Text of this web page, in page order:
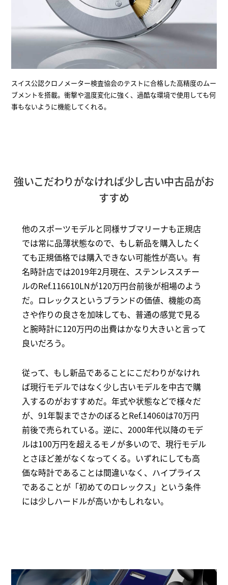
スイス公認クロノメーター検査協会のテストに合格した高精度のムー
ブメントを搭載。衝撃や温度変化に強く、過酷な環境で使用しても何
事もないように機能してくれる。
強いこだわりがなければ少し古い中古品がお
すすめ
他のスポーツモデルと同様サブマリーナも正規店
では常に品薄状態なので、もし新品を購入したく
ても正規価格では購入できない可能性が高い。有
名時計店では2019年2月現在、ステンレススチー
ルのRef.116610LNが120万円台前後が相場のよう
だ。ロレックスというブランドの価値、機能の高
さや作りの良さを加味しても、普通の感覚で見る
と腕時計に120万円の出費はかなり大きいと言って
良いだろう。
従って、もし新品であることにこだわりがなけれ
ば現行モデルではなく少し古いモデルを中古で購
入するのがおすすめだ。年式や状態などで様々だ
が、91年製までさかのぼるとRef.14060は70万円
前後で売られている。逆に、2000年代以降のモデ
ルは100万円を超えるモノが多いので、現行モデル
とさほど差がなくなってくる。いずれにしても高
価な時計であることは間違いなく、ハイプライス
であることが「初めてのロレックス」という条件
には少しハードルが高いかもしれない。